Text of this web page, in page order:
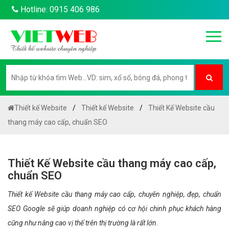
Hotline: 0915 406 986
Thiết kế Website Thiết kế Website
Thiết Kế Website cầu
thang máy cao cấp, chuẩn SEO
Thiết Kế Website cầu thang máy cao cấp,
chuẩn SEO
Thiết kế Website cầu thang máy cao cấp, chuyên nghiệp, đẹp, chuẩn
SEO Google sẽ giúp doanh nghiệp có cơ hội chinh phục khách hàng
cũng như nâng cao vị thế trên thị trường là rất lớn.